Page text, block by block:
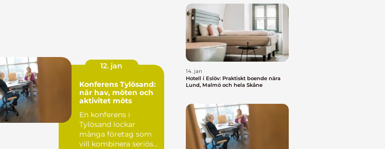
12. jan
Konferens Tylösand:
när hav, möten och
aktivitet möts
En konferens i
Tylösand lockar
många företag som
vill kombinera seriösa
14. jan
Hotell i Eslöv: Praktiskt boende nära
Lund, Malmö och hela Skåne